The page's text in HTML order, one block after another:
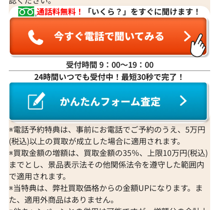
通話料無料！
「いくら？」をすぐに聞けます！
受付時間 9：00〜19：00
24時間いつでも受付中！最短30秒で完了！
※電話予約特典は、事前にお電話でご予約のうえ、5万円
(税込)以上の買取が成立した場合に適用されます。
※買取金額の増額は、買取金額の35％、上限10万円(税込)
までとし、景品表示法その他関係法令を遵守した範囲内
で適用されます。
※当特典は、弊社買取価格からの金額UPになります。ま
た、適用外商品はありません。